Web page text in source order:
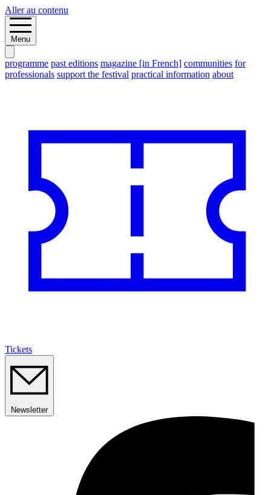
Aller au contenu
Menu
programme past editions magazine [in French] communities for
professionals support the festival practical information about
Tickets
Newsletter